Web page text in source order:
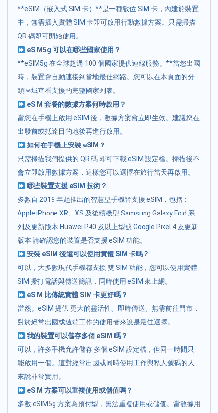
**eSIM（嵌入式 SIM 卡）**是一種數位 SIM 卡，內建於裝置
中，無需插入實體 SIM 卡即可啟用行動數據方案。只需掃描
QR 碼即可開始使用。
eSIM5g 可以在哪些國家使用？
**eSIM5g 在全球超過 100 個國家提供連線服務。**當您出國
時，裝置會自動連接到當地最佳網路。您可以在本頁面的分
類區域查看支援的完整國家列表。
eSIM 套餐的數據方案何時啟用？
當您在手機上啟用 eSIM 後，數據方案會立即生效。建議您在
出發前或抵達目的地後再進行啟用。
如何在手機上安裝 eSIM？
只需掃描我們提供的 QR 碼 即可下載 eSIM 設定檔。掃描後不
會立即啟用數據方案，這樣您可以選擇在旅行當天再啟用。
哪些裝置支援 eSIM 技術？
多數自 2019 年起推出的智慧型手機皆支援 eSIM，包括：
Apple iPhone XR、XS 及後續機型 Samsung Galaxy Fold 系
列及更新版本 Huawei P40 及以上型號 Google Pixel 4 及更新
版本 請確認您的裝置是否支援 eSIM 功能。
安裝 eSIM 後還可以使用實體 SIM 卡嗎？
可以，大多數現代手機都支援 雙 SIM 功能，您可以使用實體
SIM 撥打電話與傳送簡訊，同時使用 eSIM 來上網。
eSIM 比傳統實體 SIM 卡更好嗎？
當然。eSIM 提供 更大的靈活性、即時傳送、無需前往門市，
對於經常出國或遠端工作的使用者來說是最佳選擇。
我的裝置可以儲存多個 eSIM 嗎？
可以，許多手機允許儲存 多個 eSIM 設定檔，但同一時間只
能啟用一個。這對經常出國或同時使用工作與私人號碼的人
來說非常實用。
eSIM 方案可以重複使用或儲值嗎？
多數 eSIM5g 方案為預付型，無法重複使用或儲值。當數據用